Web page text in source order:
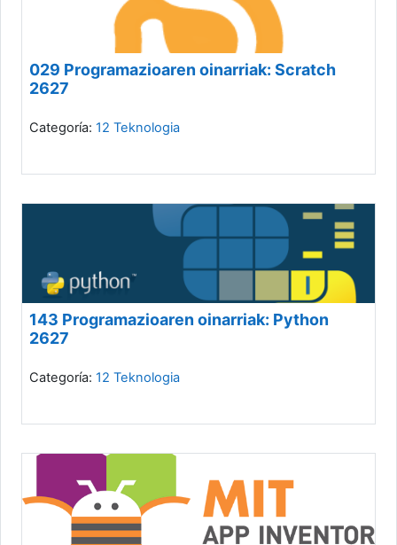
029 Programazioaren oinarriak: Scratch
2627
Categoría: 12 Teknologia
143 Programazioaren oinarriak: Python
2627
Categoría: 12 Teknologia